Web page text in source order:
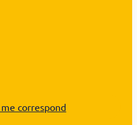
correspond